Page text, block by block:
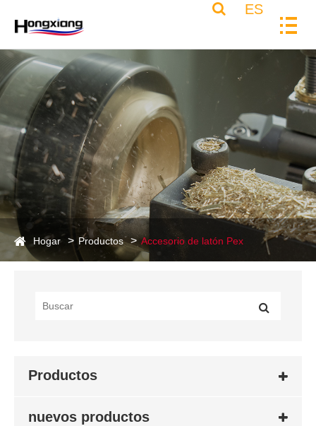
ES
Hogar Productos Accesorio de latón Pex
Productos
nuevos productos